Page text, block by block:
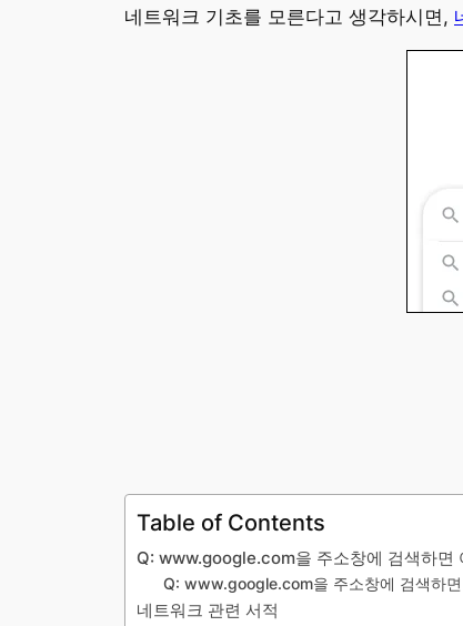
네트워크 기초를 모른다고 생각하시면,
Table of Contents
Q: www.google.com을 주소창에 검색하면
Q: www.google.com을 주소창에 검색하
네트워크 관련 서적